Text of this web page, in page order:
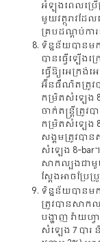
អំឡុងពេលប្រើ
មួយវត្ថុរាវដែ
គ្របដណ្តប់កា
ទិន្នន័យបានមក
បានធ្វើឡើង
ធ្វើឱ្យអេក្រង់
អ៊ីនធឺណិតត្រូវប
កម្រិតសំឡេង
ចាក់តន្ត្រីត្រូ
កម្រិតសំឡេង 8
សង្គមត្រូវបា
សំឡេង 8-bar។
សាកល្បងជាមួ
ស្តែងអាចប្រ
ទិន្នន័យបានម
ត្រូវបានសាក
បង្ហាញ វ៉ាយហ្
សំឡេង 7 បារ